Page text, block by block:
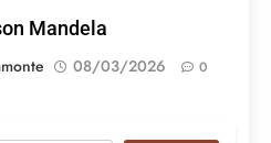
Mandela
08/03/2026 0